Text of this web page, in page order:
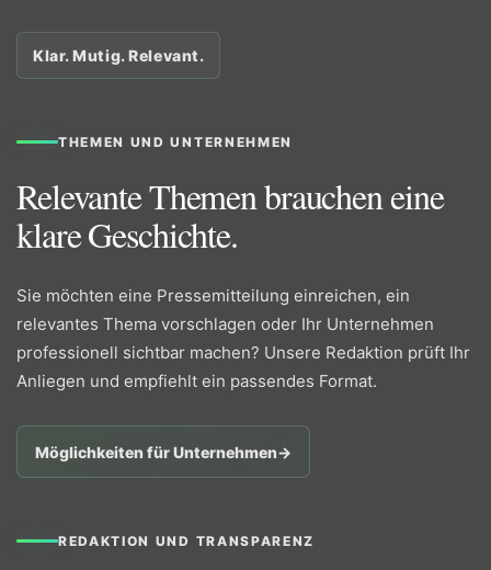
Klar. Mutig. Relevant.
THEMEN UND UNTERNEHMEN
Relevante Themen brauchen eine
klare Geschichte.
Sie möchten eine Pressemitteilung einreichen, ein
relevantes Thema vorschlagen oder Ihr Unternehmen
professionell sichtbar machen? Unsere Redaktion prüft Ihr
Anliegen und empfiehlt ein passendes Format.
Möglichkeiten für Unternehmen→
REDAKTION UND TRANSPARENZ